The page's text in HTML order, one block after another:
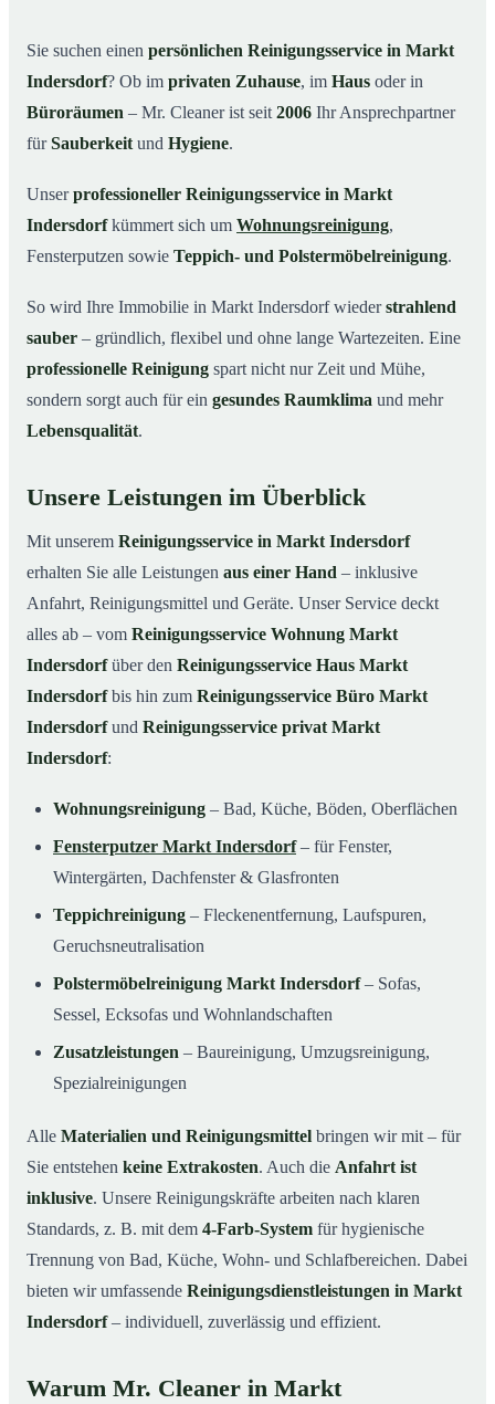
04So einfach funktioniert’s
Typische Anlässe für einen Reinigungsservice
08So arbeitet ein Reinigungsservice in Markt
Indersdorf wirklich
Sie suchen einen persönlichen Reinigungsservice in Markt
Indersdorf? Ob im privaten Zuhause, im Haus oder in
Büroräumen – Mr. Cleaner ist seit 2006 Ihr Ansprechpartner
fürSauberkeit und Hygiene.
Unserprofessioneller Reinigungsservice in Markt
Indersdorfkümmert sich um Wohnungsreinigung,
Fensterputzen sowie Teppich- und Polstermöbelreinigung.
So wird Ihre Immobilie in Markt Indersdorf wiederstrahlend
sauber – gründlich, flexibel und ohne lange Wartezeiten. Eine
professionelle Reinigung spart nicht nur Zeit und Mühe,
sondern sorgt auch für ein gesundes Raumklima und mehr
Lebensqualität.
Unsere Leistungen im Überblick
Mit unserem Reinigungsservice in Markt Indersdorf
erhalten Sie alle Leistungen aus einer Hand – inklusive
Anfahrt, Reinigungsmittel und Geräte. Unser Service deckt
alles ab – vom Reinigungsservice Wohnung Markt
Indersdorfüber den Reinigungsservice Haus Markt
Indersdorfbis hin zum Reinigungsservice Büro Markt
Indersdorfund Reinigungsservice privat Markt
Indersdorf:
Wohnungsreinigung – Bad, Küche, Böden, Oberflächen
Fensterputzer Markt Indersdorf– für Fenster,
Wintergärten, Dachfenster & Glasfronten
Teppichreinigung – Fleckenentfernung, Laufspuren,
Geruchsneutralisation
Polstermöbelreinigung Markt Indersdorf– Sofas,
Sessel, Ecksofas und Wohnlandschaften
Zusatzleistungen – Baureinigung, Umzugsreinigung,
Spezialreinigungen
Alle Materialien und Reinigungsmittel bringen wir mit – für
Sie entstehen keine Extrakosten. Auch die Anfahrt ist
inklusive. Unsere Reinigungskräfte arbeiten nach klaren
Standards, z. B. mit dem 4-Farb-System für hygienische
Trennung von Bad, Küche, Wohn- und Schlafbereichen. Dabei
bieten wir umfassende Reinigungsdienstleistungen in Markt
Indersdorf– individuell, zuverlässig und effizient.
Warum Mr. Cleaner in Markt